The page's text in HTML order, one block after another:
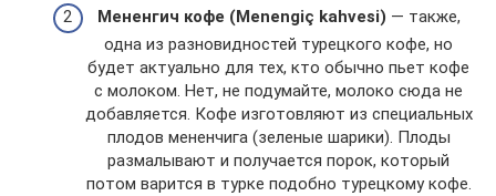
Мененгич кофе (Menengiç kahvesi) — также,
одна из разновидностей турецкого кофе, но
будет актуально для тех, кто обычно пьет кофе
с молоком. Нет, не подумайте, молоко сюда не
добавляется. Кофе изготовляют из специальных
плодов мененчига (зеленые шарики). Плоды
размалывают и получается порок, который
потом варится в турке подобно турецкому кофе.